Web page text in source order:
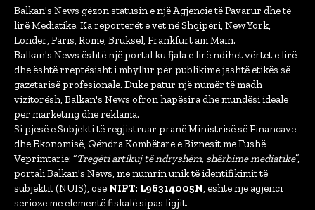
Balkan's News gëzon statusin e një Agjencie të Pavarur dhe të
lirë Mediatike. Ka reporterët e vet në Shqipëri, New York,
Londër, Paris, Romë, Bruksel, Frankfurt am Main.
Balkan's News është një portal ku fjala e lirë ndihet vërtet e lirë
dhe është rreptësisht i mbyllur për publikime jashtë etikës së
gazetarisë profesionale. Duke patur një numër të madh
vizitorësh, Balkan's News ofron hapësira dhe mundësi ideale
për marketing dhe reklama.
Si pjesë e Subjekti të regjistruar pranë Ministrisë së Financave
dhe Ekonomisë, Qëndra Kombëtare e Biznesit me Fushë
Veprimtarie: “Tregëti artikuj të ndryshëm, shërbime mediatike”,
portali Balkan's News, me numrin unik të identifikimit të
subjektit (NUIS), ose NIPT: L96314005N, është një agjenci
serioze me elementë fiskalë sipas ligjit.